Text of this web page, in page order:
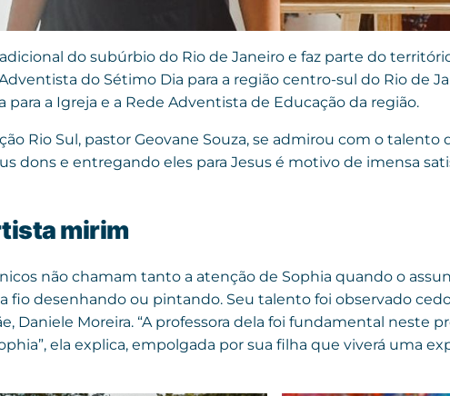
do subúrbio do Rio de Janeiro e faz parte do território
do Sétimo Dia para a região centro-sul do Rio de
a Igreja e a Rede Adventista de Educação da região.
Rio Sul, pastor Geovane Souza, se admirou com o talento
dons e entregando eles para Jesus é motivo de imensa
mirim
não chamam tanto a atenção de Sophia quando o
fio desenhando ou pintando. Seu talento foi observado
Daniele Moreira. “A professora dela foi fundamental neste
ela explica, empolgada por sua filha que viverá uma